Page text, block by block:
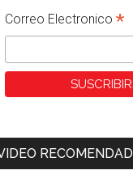
Correo Electronico *